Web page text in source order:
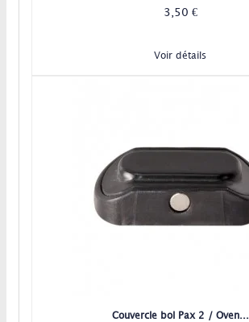
3,50 €
Voir détails
Couvercle bol Pax 2 / Oven...